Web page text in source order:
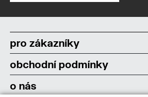
pro zákazníky
obchodní podmínky
o nás